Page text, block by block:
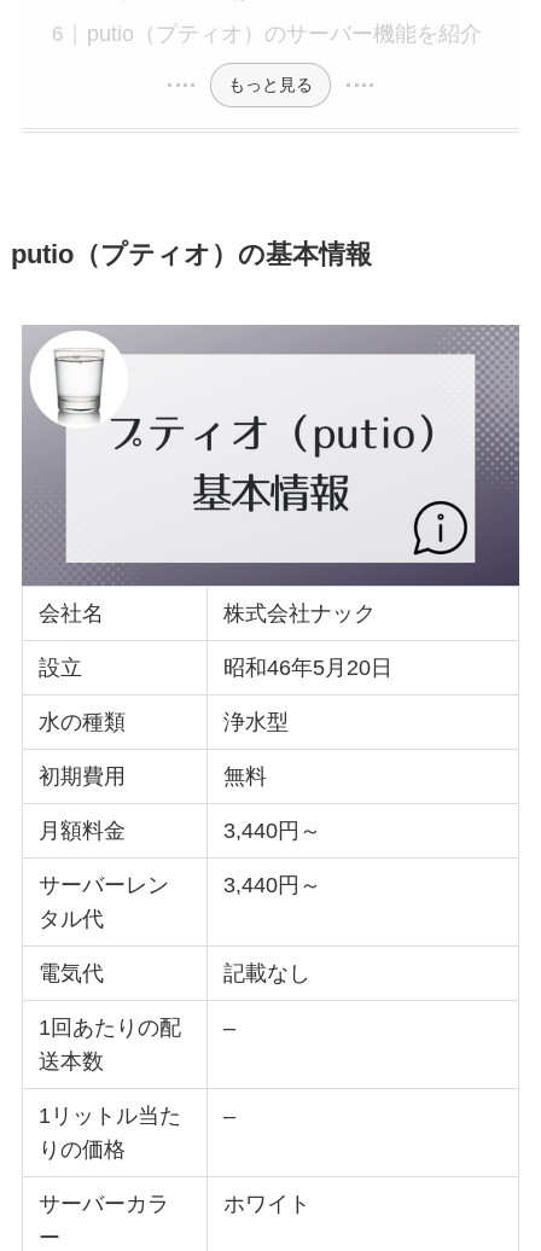
putio（プティオ）のサーバー機能を紹介
もっと見る
putio（プティオ）の基本情報
会社名 株式会社ナック
設立 昭和46年5月20日
水の種類 浄水型
初期費用 無料
月額料金 3,440円～
サーバーレン
タル代
3,440円～
電気代 記載なし
1回あたりの配
送本数
–
1リットル当た
りの価格
–
サーバーカラ
ー
ホワイト